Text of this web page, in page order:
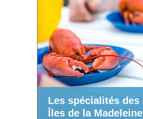
Les spécialités des
Îles de la Madeleine